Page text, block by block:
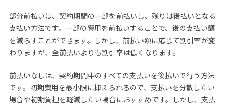
部分前払いは、契約期間の一部を前払いし、残りは後払いとなる
支払い方法です。一部の費用を前払いすることで、後の支払い額
を減らすことができます。しかし、前払い額に応じて割引率が変
わりますが、全前払いよりも割引率は低くなります。
前払いなしは、契約期間中のすべての支払いを後払いで行う方法
です。初期費用を最小限に抑えられるので、支払いを分散したい
場合や初期負担を軽減したい場合におすすめです。しかし、支払